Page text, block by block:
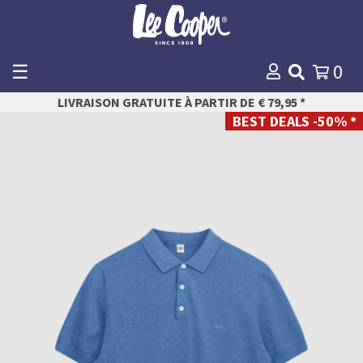
☰ 0
WINKELMANDJE
Payer
LIVRAISON GRATUITE À PARTIR DE € 79,95 *
BEST DEALS -50% *